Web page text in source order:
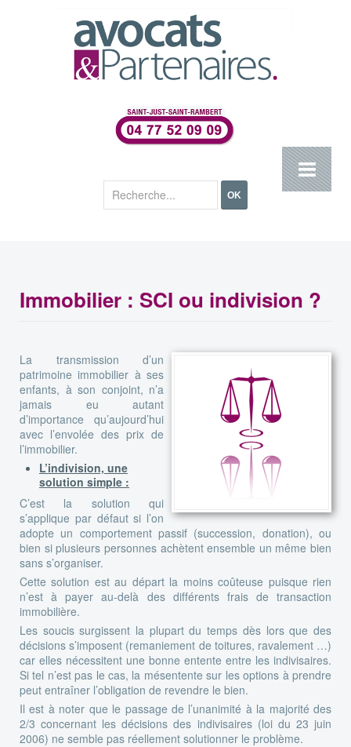
OK
Immobilier : SCI ou indivision ?
La transmission d’un
patrimoine immobilier à ses
enfants, à son conjoint, n’a
jamais eu autant
d’importance qu’aujourd’hui
avec l’envolée des prix de
l’immobilier.
L’indivision, une
solution simple :
C’est la solution qui
s’applique par défaut si l’on
adopte un comportement passif (succession, donation), ou
bien si plusieurs personnes achètent ensemble un même bien
sans s’organiser.
Cette solution est au départ la moins coûteuse puisque rien
n’est à payer au-delà des différents frais de transaction
immobilière.
Les soucis surgissent la plupart du temps dès lors que des
décisions s’imposent (remaniement de toitures, ravalement …)
car elles nécessitent une bonne entente entre les indivisaires.
Si tel n’est pas le cas, la mésentente sur les options à prendre
peut entraîner l’obligation de revendre le bien.
Il est à noter que le passage de l’unanimité à la majorité des
2/3 concernant les décisions des indivisaires (loi du 23 juin
2006) ne semble pas réellement solutionner le problème.